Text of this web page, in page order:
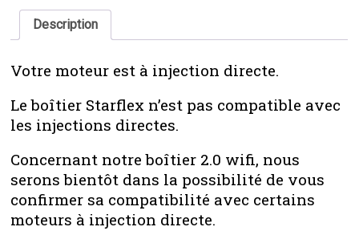
Description
Votre moteur est à injection directe.
Le boîtier Starflex n’est pas compatible avec
les injections directes.
Concernant notre boîtier 2.0 wifi, nous
serons bientôt dans la possibilité de vous
confirmer sa compatibilité avec certains
moteurs à injection directe.